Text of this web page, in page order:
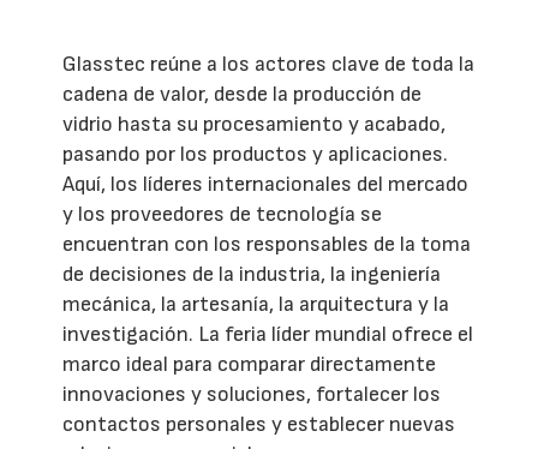
Glasstec reúne a los actores clave de toda la
cadena de valor, desde la producción de
vidrio hasta su procesamiento y acabado,
pasando por los productos y aplicaciones.
Aquí, los líderes internacionales del mercado
y los proveedores de tecnología se
encuentran con los responsables de la toma
de decisiones de la industria, la ingeniería
mecánica, la artesanía, la arquitectura y la
investigación. La feria líder mundial ofrece el
marco ideal para comparar directamente
innovaciones y soluciones, fortalecer los
contactos personales y establecer nuevas